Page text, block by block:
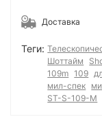
Доставка
Теги:
Шоттайм
109m 109
мил-спек
ST-S-109-M